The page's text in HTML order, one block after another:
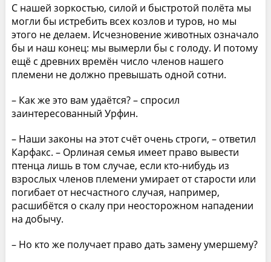
С нашей зоркостью, силой и быстротой полёта мы
могли бы истребить всех козлов и туров, но мы
этого не делаем. Исчезновение животных означало
бы и наш конец: мы вымерли бы с голоду. И потому
ещё с древних времён число членов нашего
племени не должно превышать одной сотни.
– Как же это вам удаётся? – спросил
заинтересованный Урфин.
– Наши законы на этот счёт очень строги, – ответил
Карфакс. – Орлиная семья имеет право вывести
птенца лишь в том случае, если кто-нибудь из
взрослых членов племени умирает от старости или
погибает от несчастного случая, например,
расшибётся о скалу при неосторожном нападении
на добычу.
– Но кто же получает право дать замену умершему?